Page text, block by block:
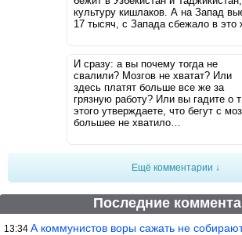
культуру кишлаков. А на Запад
17 тысяч, с Запада сбежало в это
И сразу: а вы почему тогда не
свалили? Мозгов не хватат? Или
здесь платят больше все же за
грязную работу? Или вы гадите о
этого утверждаете, что бегут с
большее не хватило…
Ещё комментарии ↓
Последние
13:34 А коммунистов воры сажать не